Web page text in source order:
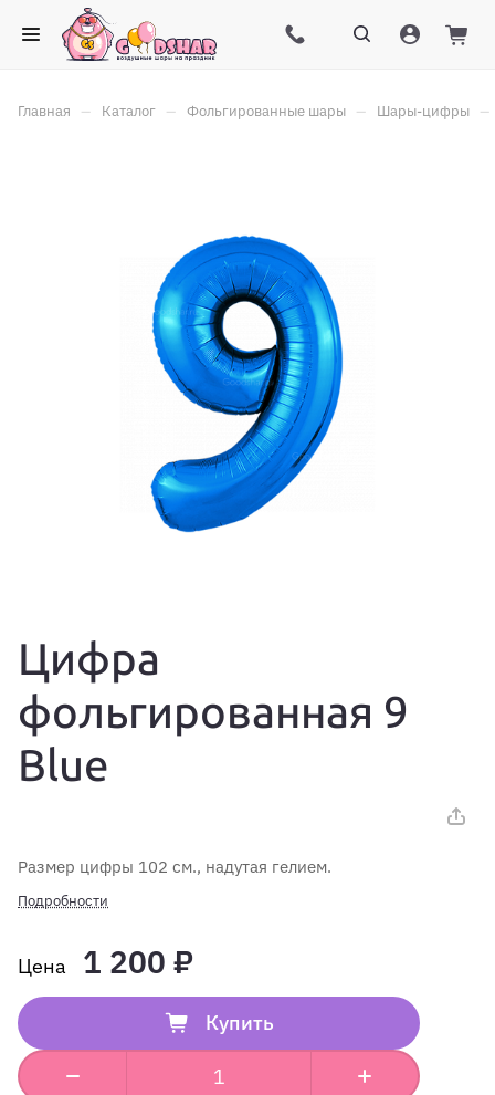
Главная – Каталог – Фольгированные шары – Шары-цифры –
Цифра
фольгированная 9
Blue
Размер цифры 102 см., надутая гелием.
Подробности
1 200 ₽
Купить